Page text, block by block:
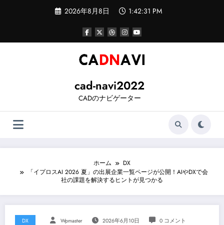
ツ
2026年8月8日 1:42:32 PM
cad-navi2022
CADのナビゲーター
ホーム
DX
「イプロスAI 2026 夏」の出展企業一覧ページが公開！AIやDXで会
社の課題を解決するヒントが見つかる
DX Wpmaster 2026年6月10日 0 コメント